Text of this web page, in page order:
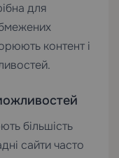
для
контент і
більшість
сайти часто